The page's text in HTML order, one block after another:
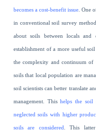
becomes a cost-benefit issue . One
in conventional soil survey
about soils between locals and
establishment of a more useful
the complexity and continuum of
soils that local population are
soil scientists can better translate
management. Thishelps the soil
neglected soils with higher
soils are considered . This